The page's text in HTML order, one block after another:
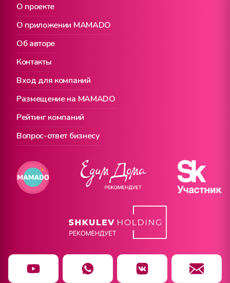
О проекте
Вход для компаний
О приложении MAMADO
Размещение на MAMADO
Об авторе
Рейтинг компаний
Контакты
Вопрос-ответ бизнесу